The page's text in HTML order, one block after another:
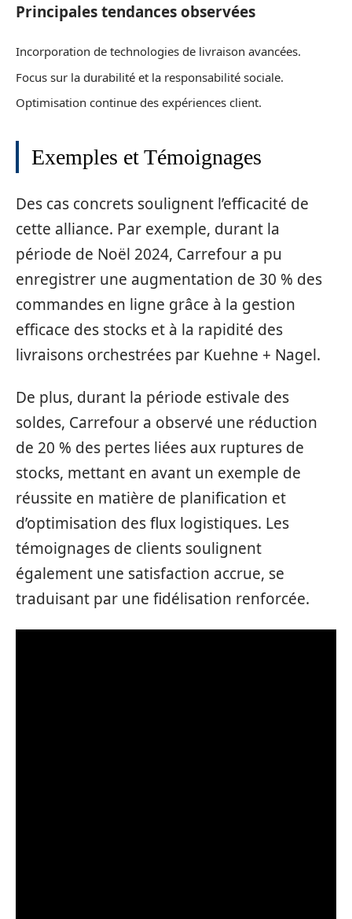
Principales tendances observées
Incorporation de technologies de livraison avancées.
Focus sur la durabilité et la responsabilité sociale.
Optimisation continue des expériences client.
Exemples et Témoignages
Des cas concrets soulignent l’efficacité de
cette alliance. Par exemple, durant la
période de Noël 2024, Carrefour a pu
enregistrer une augmentation de 30 % des
commandes en ligne grâce à la gestion
efficace des stocks et à la rapidité des
livraisons orchestrées par Kuehne + Nagel.
De plus, durant la période estivale des
soldes, Carrefour a observé une réduction
de 20 % des pertes liées aux ruptures de
stocks, mettant en avant un exemple de
réussite en matière de planification et
d’optimisation des flux logistiques. Les
témoignages de clients soulignent
également une satisfaction accrue, se
traduisant par une fidélisation renforcée.